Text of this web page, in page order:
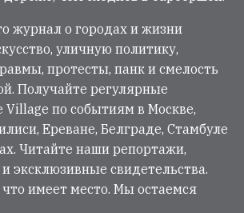
журнал о городах и жизни
уличную политику,
протесты, панк и смелость
Получайте регулярные
по событиям в Москве,
Ереване, Белграде, Стамбуле
Читайте наши репортажи,
эксклюзивные свидетельства.
имеет место. Мы остаемся